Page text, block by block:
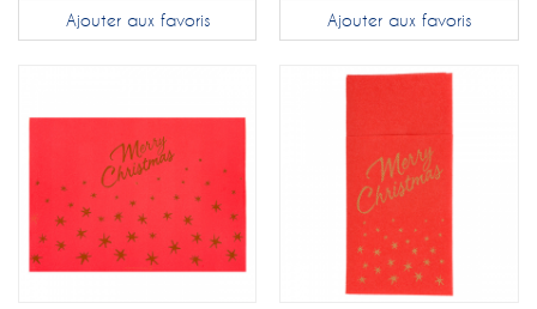
Ajouter aux favoris Ajouter aux favoris